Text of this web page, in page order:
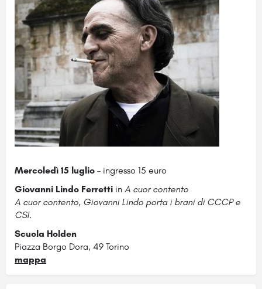
Mercoledì 15 luglio – ingresso 15 euro
Giovanni Lindo Ferretti in A cuor contento
A cuor contento, Giovanni Lindo porta i brani di CCCP e
CSI.
Scuola Holden
Piazza Borgo Dora, 49 Torino
mappa